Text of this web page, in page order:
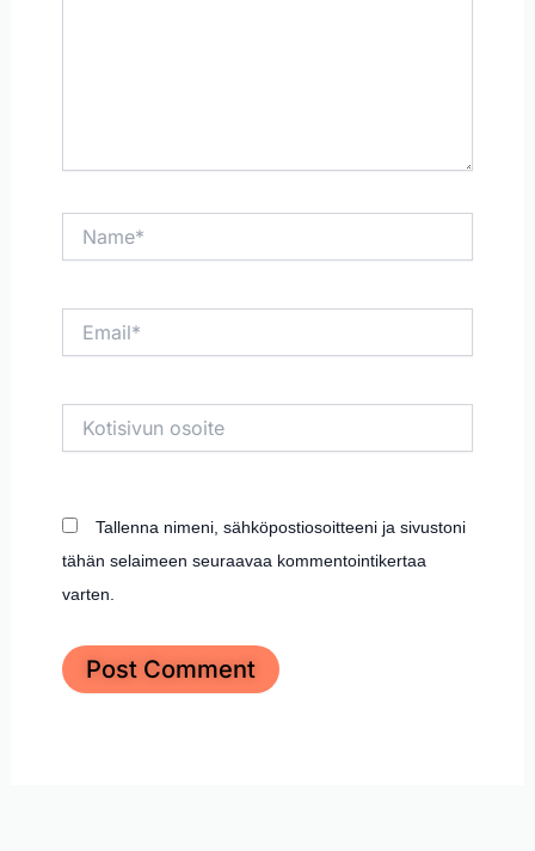
osoite
Tallenna nimeni, sähköpostiosoitteeni ja sivustoni
tähän selaimeen seuraavaa kommentointikertaa
varten.